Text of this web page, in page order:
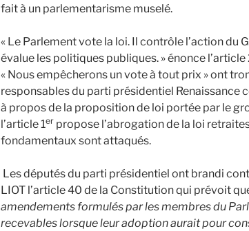
fait à un parlementarisme muselé.
« Le Parlement vote la loi. Il contrôle l’action du
évalue les politiques publiques. » énonce
« Nous empêcherons un vote à tout prix » ont
responsables du parti présidentiel Renaissance
à propos de la proposition de loi portée par le
l’article 1er propose l’abrogation de la loi
fondamentaux sont attaqués.
Les députés du parti présidentiel ont brandi
LIOT l’article 40 de la Constitution qui prévoit
amendements formulés par les membres du
recevables lorsque leur adoption aurait pour